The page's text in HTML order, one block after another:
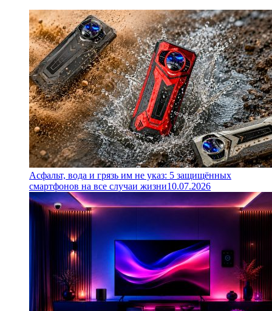
Асфальт, вода и грязь им не указ: 5 защищённых
смартфонов на все случаи жизни10.07.2026